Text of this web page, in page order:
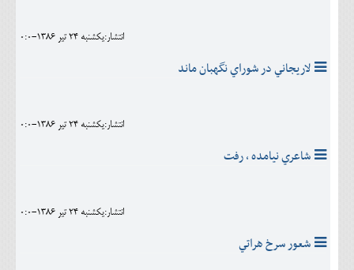
انتشار:يکشنبه 24 تير 1386-0:0
لاريجاني در شوراي نگهبان ماند
انتشار:يکشنبه 24 تير 1386-0:0
شاعري نيامده ، رفت
انتشار:يکشنبه 24 تير 1386-0:0
شعور سرخ هراتي